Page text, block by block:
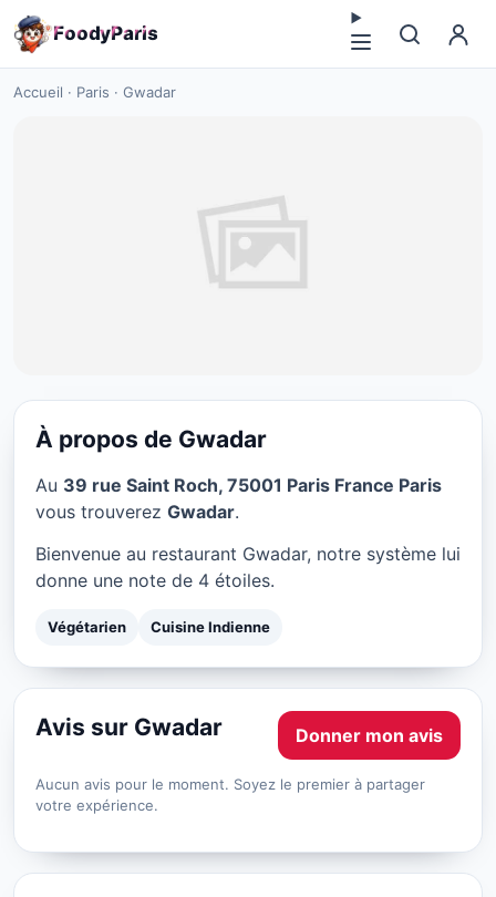
FoodyParis
Accueil · Paris · Gwadar
Gwadar à Paris
À propos de Gwadar
Au 39 rue Saint Roch, 75001 Paris France Paris
vous trouverez Gwadar.
Bienvenue au restaurant Gwadar, notre système lui
donne une note de 4 étoiles.
Végétarien Cuisine Indienne
Avis sur Gwadar Donner mon avis
Aucun avis pour le moment. Soyez le premier à partager
votre expérience.